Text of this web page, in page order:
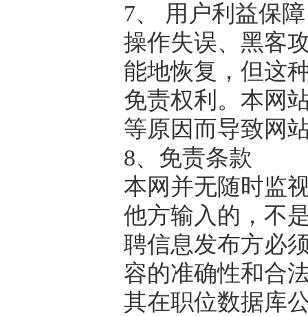
7、 用户利益保
操作失误、黑客
能地恢复，但这
免责权利。本网
等原因而导致网
8、免责条款
本网并无随时监
他方输入的，不
聘信息发布方必
容的准确性和合
其在职位数据库